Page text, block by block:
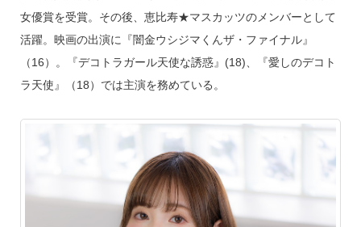
女優賞を受賞。その後、恵比寿★マスカッツのメンバーとして
活躍。映画の出演に『闇金ウシジマくんザ・ファイナル』
（16）。『デコトラガール天使な誘惑』(18)、『愛しのデコト
ラ天使』（18）では主演を務めている。